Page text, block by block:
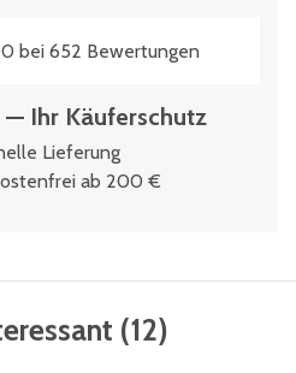
bei 652 Bewertungen
— Ihr Käuferschutz
Lieferung
ab 200 €
(12)